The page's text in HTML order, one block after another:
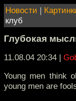
Новости |
клуб
Глубокая
11.08.04 20:34 |
Young men think
young men are